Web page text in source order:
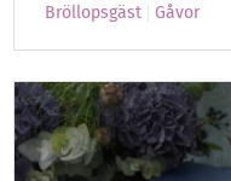
Bröllopsgäst Gåvor